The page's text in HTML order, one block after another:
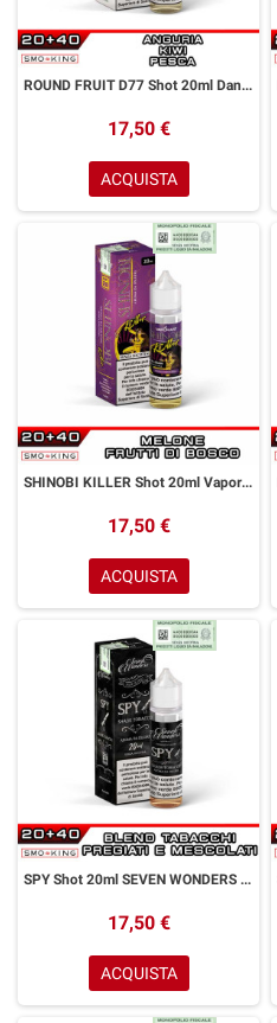
ROUND FRUIT D77 Shot 20ml Danielino77 SUPER FLAVOR Anguria Kiwi Pesca
17,50 €
ACQUISTA
SHINOBI KILLER Shot 20ml VaporART Frutti di Bosco Melone
17,50 €
ACQUISTA
SPY Shot 20ml SEVEN WONDERS Blend Tabacchi Pregiati
17,50 €
ACQUISTA